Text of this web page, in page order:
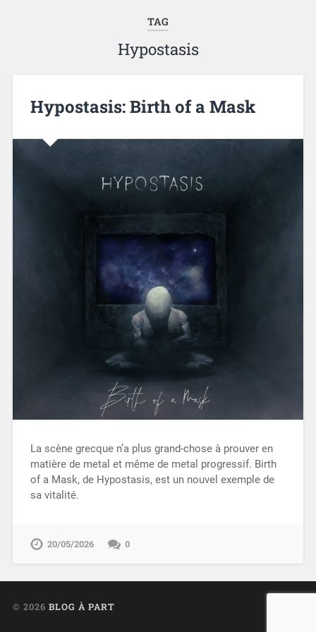
TAG
Hypostasis
Hypostasis: Birth of a Mask
La scène grecque n’a plus grand-chose à prouver en
matière de metal et même de metal progressif. Birth
of a Mask, de Hypostasis, est un nouvel exemple de
sa vitalité.
20/05/2026 0
© 2026 BLOG À PART